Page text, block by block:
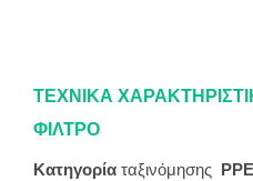
ΤΕΧΝΙΚΑ
ΦΙΛΤΡΟ
Κατηγορία ταξινόμησης PPE